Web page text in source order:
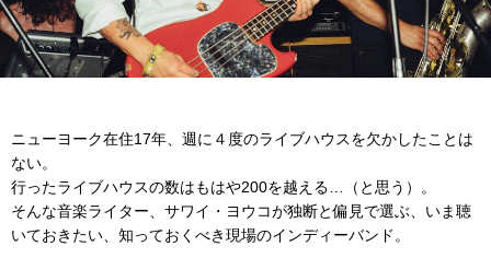
ニューヨーク在住17年、週に４度のライブハウスを欠かしたことは
ない。
行ったライブハウスの数はもはや200を越える…（と思う）。
そんな音楽ライター、サワイ・ヨウコが独断と偏見で選ぶ、いま聴
いておきたい、知っておくべき現場のインディーバンド。